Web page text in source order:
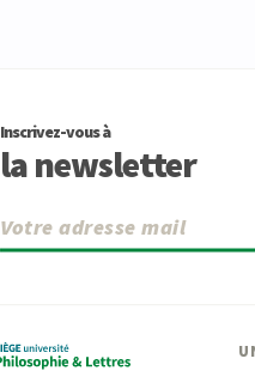
Inscrivez-vous à
la newsletter